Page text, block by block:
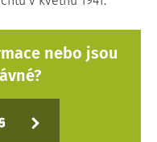
nebo jsou